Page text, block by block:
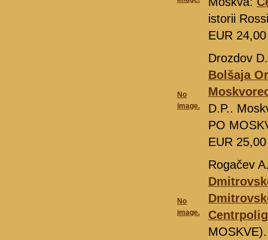
istorii
EUR
No
image.
Drozdov
Bolšaja
D.P..
PO
EUR
No
image.
Rogačev